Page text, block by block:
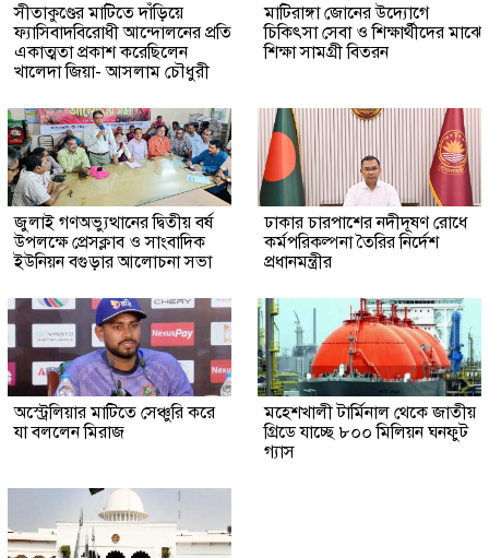
সীতাকুণ্ডের মাটিতে দাঁড়িয়ে
ফ্যাসিবাদবিরোধী আন্দোলনের প্রতি
একাত্মতা প্রকাশ করেছিলেন
খালেদা জিয়া- আসলাম চৌধুরী
মাটিরাঙ্গা জোনের উদ্যোগে
চিকিৎসা সেবা ও শিক্ষার্থীদের মাঝে
শিক্ষা সামগ্রী বিতরন
জুলাই গণঅভ্যুত্থানের দ্বিতীয় বর্ষ
উপলক্ষে প্রেসক্লাব ও সাংবাদিক
ইউনিয়ন বগুড়ার আলোচনা সভা
ঢাকার চারপাশের নদীদূষণ রোধে
কর্মপরিকল্পনা তৈরির নির্দেশ
প্রধানমন্ত্রীর
অস্ট্রেলিয়ার মাটিতে সেঞ্চুরি করে
যা বললেন মিরাজ
মহেশখালী টার্মিনাল থেকে জাতীয়
গ্রিডে যাচ্ছে ৮০০ মিলিয়ন ঘনফুট
গ্যাস